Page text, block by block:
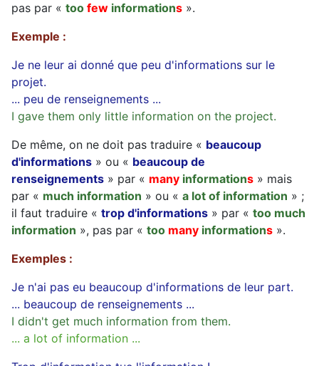
pas par « too few informations ».
Exemple :
Je ne leur ai donné que peu d'informations sur le
projet.
... peu de renseignements ...
I gave them only little information on the project.
De même, on ne doit pas traduire « beaucoup
d'informations » ou « beaucoup de
renseignements » par « many informations » mais
par « much information » ou « a lot of information » ;
il faut traduire « trop d'informations » par « too much
information », pas par « too many informations ».
Exemples :
Je n'ai pas eu beaucoup d'informations de leur part.
... beaucoup de renseignements ...
I didn't get much information from them.
... a lot of information ...